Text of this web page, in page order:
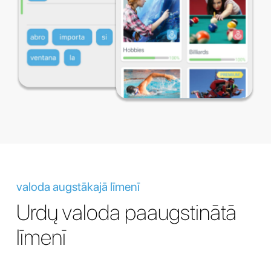
valoda augstākajā līmenī
Urdų valoda paaugstinātā
līmenī